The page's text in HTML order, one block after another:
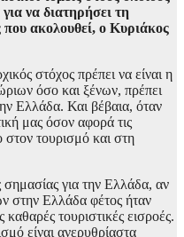
να διατηρήσει τη
που ακολουθεί, ο Κυριάκος
στόχος πρέπει να είναι η
όσο και ξένων, πρέπει
Ελλάδα. Και βέβαια, όταν
μας όσον αφορά τις
τουρισμό και στη
σημασίας για την Ελλάδα, αν
στην Ελλάδα φέτος ήταν
τουριστικές εισροές.
είναι ανερυθρίαστα